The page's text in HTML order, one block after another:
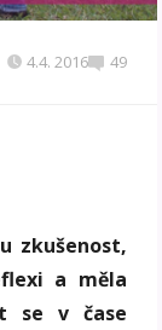
4.4. 2016 49
zkušenost,
a měla
se v čase